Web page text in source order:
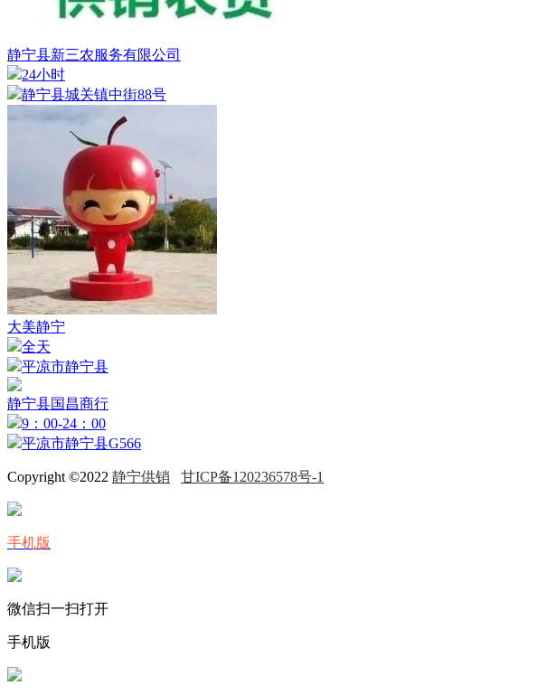
静宁县新三农服务有限公司
24小时
静宁县城关镇中街88号
大美静宁
全天
平凉市静宁县
静宁县国昌商行
9：00-24：00
平凉市静宁县G566
Copyright ©2022 静宁供销 甘ICP备120236578号-1
手机版
微信扫一扫打开
手机版